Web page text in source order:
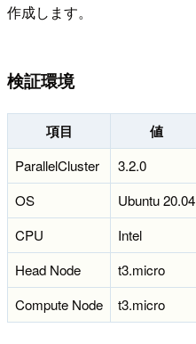
作成します。
検証環境
項目 値
ParallelCluster
3.2.0
OS
Ubuntu 20.04
CPU
Intel
Head Node
t3.micro
Compute Node
t3.micro